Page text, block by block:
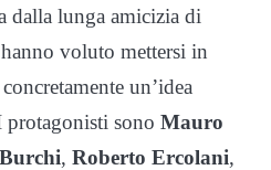
dalla lunga amicizia di
voluto mettersi in
un’idea
sono Mauro
, Roberto Ercolani,